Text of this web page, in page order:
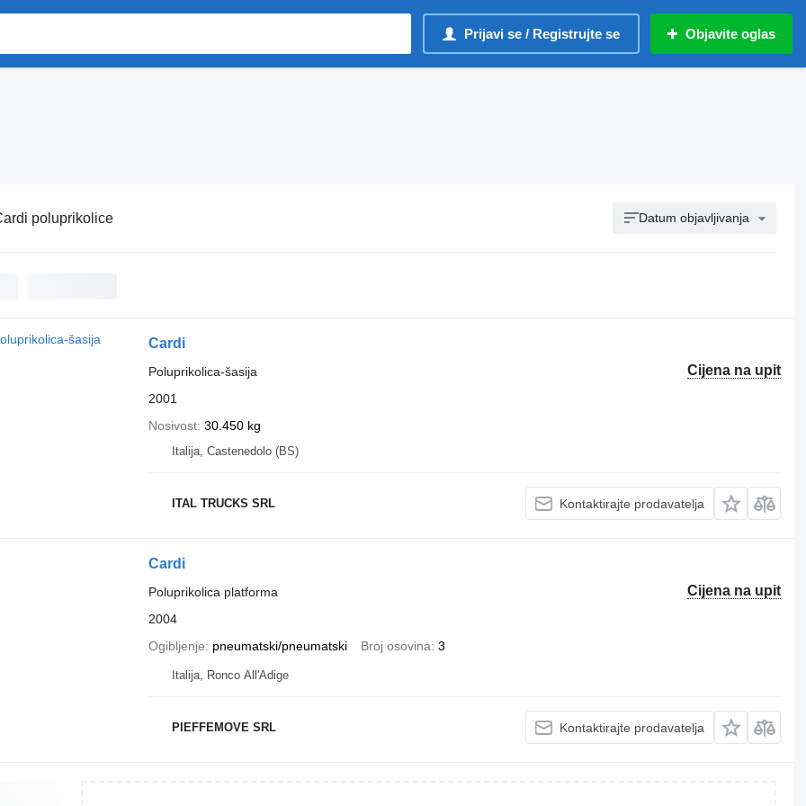
Prijavi se / Registrujte se Objavite oglas
poluprikolice Datum objavljivanja
Cardi
Cijena na upit
Poluprikolica-šasija
2001
Nosivost 30.450 kg
Italija, Castenedolo (BS)
ITAL TRUCKS SRL Kontaktirajte prodavatelja
Cardi
Cijena na upit
Poluprikolica platforma
2004
Ogibljenje
pneumatski/pneumatski Broj osovina 3
Italija, Ronco All'Adige
PIEFFEMOVE SRL Kontaktirajte prodavatelja